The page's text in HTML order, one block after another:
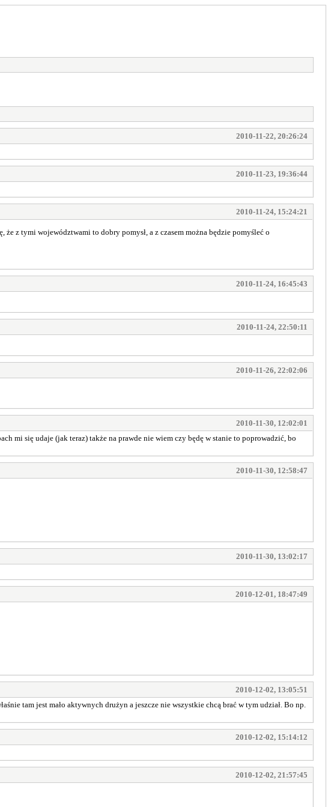
2010-11-22, 20:26:24
2010-11-23, 19:36:44
2010-11-24, 15:24:21
że z tymi województwami to dobry pomysł, a z czasem można będzie pomyśleć o
2010-11-24, 16:45:43
2010-11-24, 22:50:11
2010-11-26, 22:02:06
2010-11-30, 12:02:01
mi się udaje (jak teraz) także na prawde nie wiem czy będę w stanie to poprowadzić, bo
2010-11-30, 12:58:47
2010-11-30, 13:02:17
2010-12-01, 18:47:49
2010-12-02, 13:05:51
tam jest mało aktywnych drużyn a jeszcze nie wszystkie chcą brać w tym udział. Bo np.
2010-12-02, 15:14:12
2010-12-02, 21:57:45